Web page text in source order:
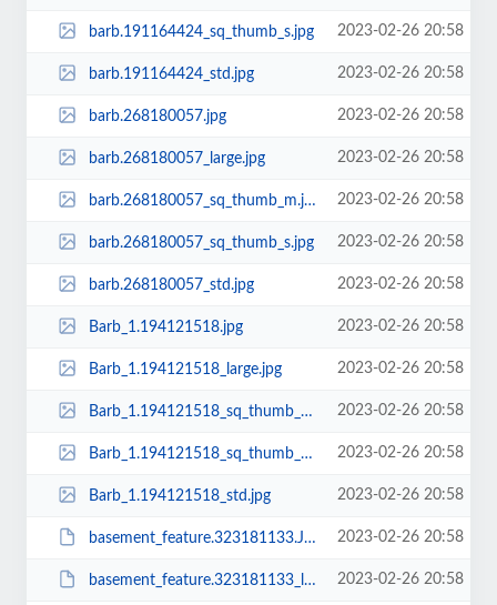
barb.191164424_sq_thumb_s.jpg 2023-02-26 20:58
barb.191164424_std.jpg 2023-02-26 20:58
barb.268180057.jpg 2023-02-26 20:58
barb.268180057_large.jpg 2023-02-26 20:58
barb.268180057_sq_thumb_m.jpg 2023-02-26 20:58
barb.268180057_sq_thumb_s.jpg 2023-02-26 20:58
barb.268180057_std.jpg 2023-02-26 20:58
Barb_1.194121518.jpg 2023-02-26 20:58
Barb_1.194121518_large.jpg 2023-02-26 20:58
Barb_1.194121518_sq_thumb_m.jpg 2023-02-26 20:58
Barb_1.194121518_sq_thumb_s.jpg 2023-02-26 20:58
Barb_1.194121518_std.jpg 2023-02-26 20:58
basement_feature.323181133.JPG 2023-02-26 20:58
basement_feature.323181133_large.JPG 2023-02-26 20:58